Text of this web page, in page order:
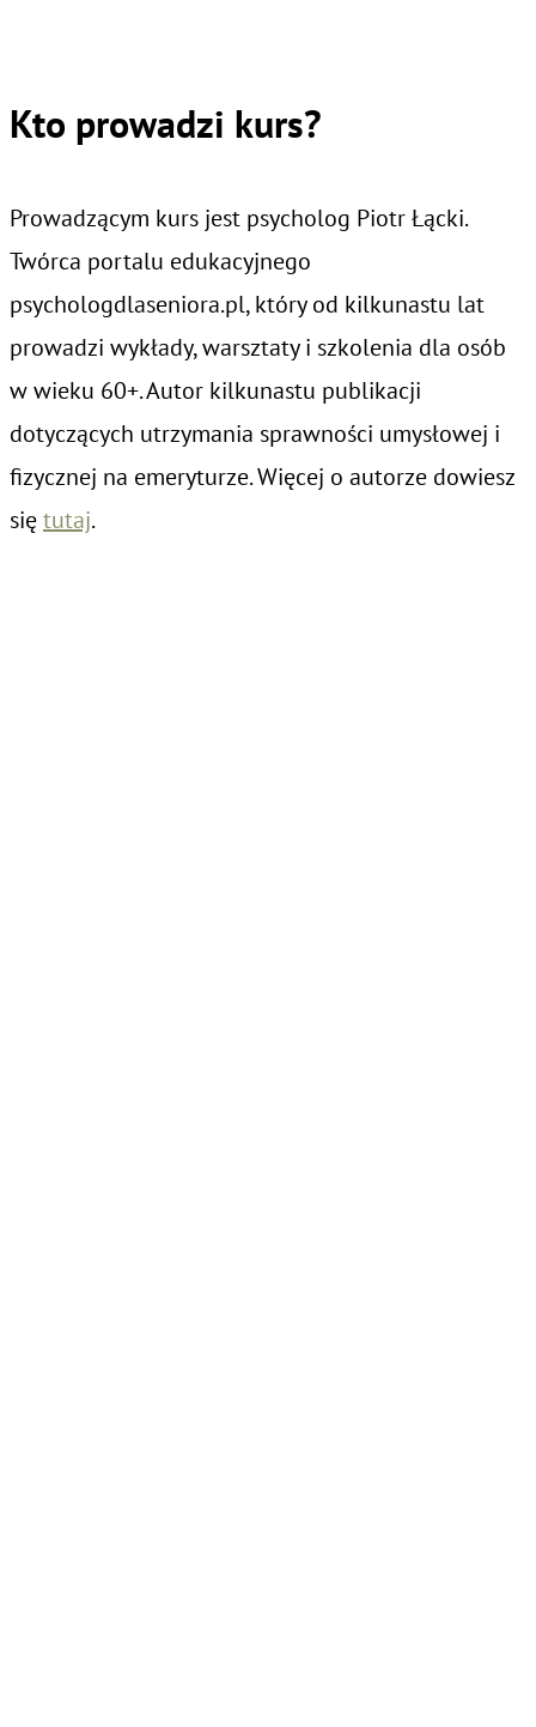
Kto prowadzi kurs?
Prowadzącym kurs jest psycholog Piotr Łącki.
Twórca portalu edukacyjnego
psychologdlaseniora.pl, który od kilkunastu lat
prowadzi wykłady, warsztaty i szkolenia dla osób
w wieku 60+. Autor kilkunastu publikacji
dotyczących utrzymania sprawności umysłowej i
fizycznej na emeryturze. Więcej o autorze dowiesz
siętutaj.